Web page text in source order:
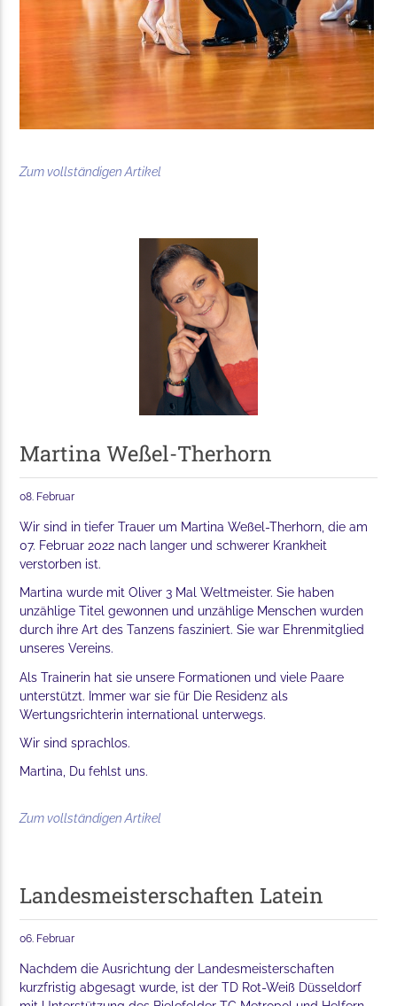
Zum vollständigen Artikel
Martina Weßel-Therhorn
08. Februar
Wir sind in tiefer Trauer um Martina Weßel-Therhorn, die am
07. Februar 2022 nach langer und schwerer Krankheit
verstorben ist.
Martina wurde mit Oliver 3 Mal Weltmeister. Sie haben
unzählige Titel gewonnen und unzählige Menschen wurden
durch ihre Art des Tanzens fasziniert. Sie war Ehrenmitglied
unseres Vereins.
Als Trainerin hat sie unsere Formationen und viele Paare
unterstützt. Immer war sie für Die Residenz als
Wertungsrichterin international unterwegs.
Wir sind sprachlos.
Martina, Du fehlst uns.
Zum vollständigen Artikel
Landesmeisterschaften Latein
06. Februar
Nachdem die Ausrichtung der Landesmeisterschaften
kurzfristig abgesagt wurde, ist der TD Rot-Weiß Düsseldorf